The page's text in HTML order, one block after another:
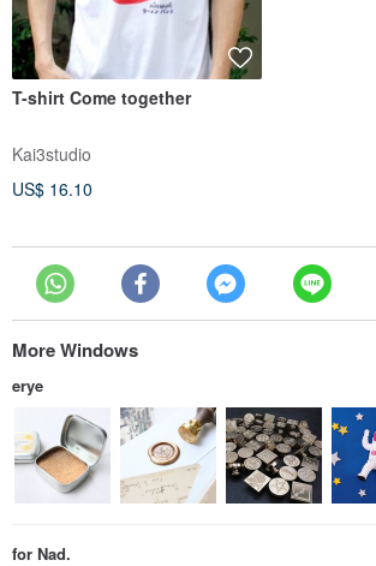
T-shirt Come together
Kai3studio
US$ 16.10
More Windows
erye
for Nad.